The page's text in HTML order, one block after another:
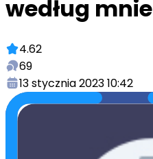
według mnie
4.62
69
13 stycznia 2023 10:42